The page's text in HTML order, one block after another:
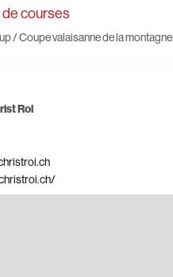
courses
/ Coupe valaisanne de la montagne
Roi